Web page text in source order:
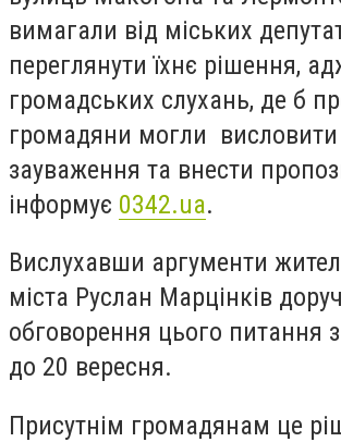
вимагали від міських
переглянути їхнє рішення,
громадських слухань, де б
громадяни могли висловити
зауваження та внести
інформує 0342.ua.
Вислухавши аргументи
міста Руслан Марцінків
обговорення цього питання
до 20 вересня.
Присутнім громадянам це